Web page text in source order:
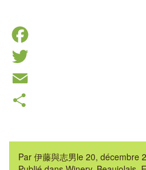
Facebook
Twitter
Email
Par 伊藤與志男le 20, décembre